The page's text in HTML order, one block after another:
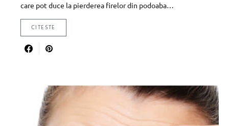
care pot duce la pierderea firelor din podoaba…
CITESTE